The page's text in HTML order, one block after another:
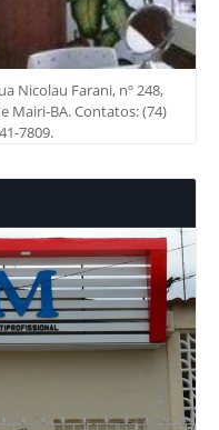
Nicolau Farani, nº 248,
Mairi-BA. Contatos: (74)
7809.